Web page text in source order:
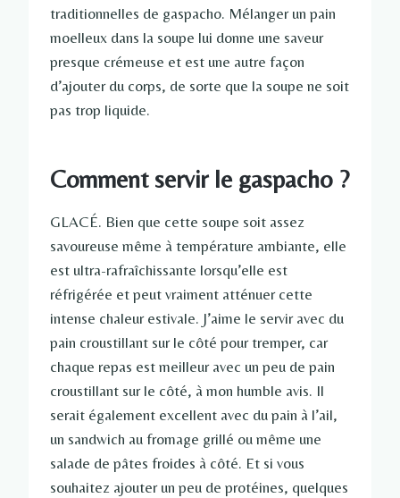
traditionnelles de gaspacho. Mélanger un pain
moelleux dans la soupe lui donne une saveur
presque crémeuse et est une autre façon
d’ajouter du corps, de sorte que la soupe ne soit
pas trop liquide.
Comment servir le gaspacho ?
GLACÉ. Bien que cette soupe soit assez
savoureuse même à température ambiante, elle
est ultra-rafraîchissante lorsqu’elle est
réfrigérée et peut vraiment atténuer cette
intense chaleur estivale. J’aime le servir avec du
pain croustillant sur le côté pour tremper, car
chaque repas est meilleur avec un peu de pain
croustillant sur le côté, à mon humble avis. Il
serait également excellent avec du pain à l’ail,
un sandwich au fromage grillé ou même une
salade de pâtes froides à côté. Et si vous
souhaitez ajouter un peu de protéines, quelques